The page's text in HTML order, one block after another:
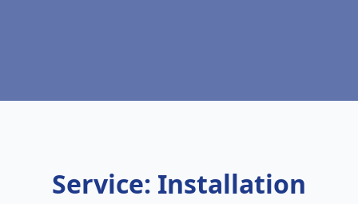
Service: Installation